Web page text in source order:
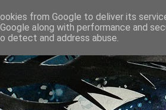
from Google to deliver its
along with performance and
detect and address abuse.